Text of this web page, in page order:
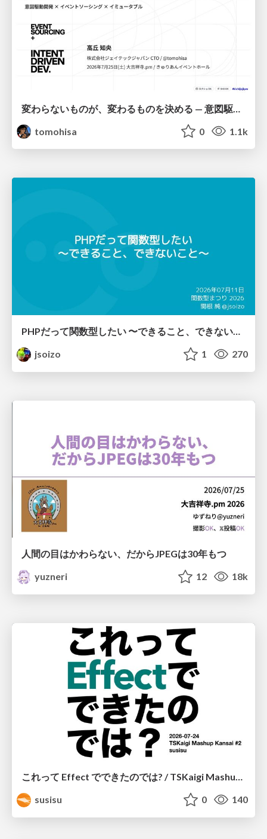
tomohisa
0 1.1k
PHPだって関数型したい 〜できること、できないこと〜 / fp-in-php
jsoizo
1 270
人間の目はかわらない、だからJPEGは30年もつ
yuzneri
12 18k
susisu
0 140